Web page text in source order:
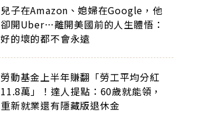
兒子在Amazon、媳婦在Google，他
卻開Uber…離開美國前的人生體悟：
好的壞的都不會永遠
勞動基金上半年賺翻「勞工平均分紅
11.8萬」！達人提點：60歲就能領，
重新就業還有隱藏版退休金